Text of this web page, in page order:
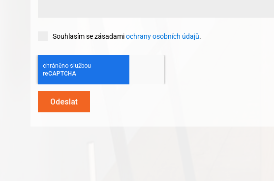
Souhlasím se zásadamiochrany osobních údajů.
Odeslat